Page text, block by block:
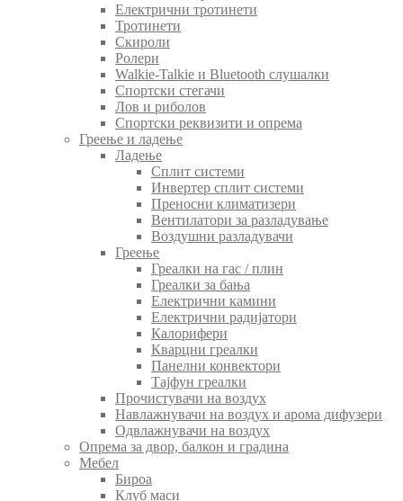
Електрични тротинети
Тротинети
Скироли
Ролери
Walkie-Talkie и Bluetooth слушалки
Спортски стегачи
Лов и риболов
Спортски реквизити и опрема
Греење и ладење
Ладење
Сплит системи
Инвертер сплит системи
Преносни климатизери
Вентилатори за разладување
Воздушни разладувачи
Греење
Греалки на гас / плин
Греалки за бања
Електрични камини
Електрични радијатори
Калорифери
Кварцни греалки
Панелни конвектори
Тајфун греалки
Прочистувачи на воздух
Навлажнувачи на воздух и арома дифузери
Одвлажнувачи на воздух
Опрема за двор, балкон и градина
Мебел
Бироа
Клуб маси